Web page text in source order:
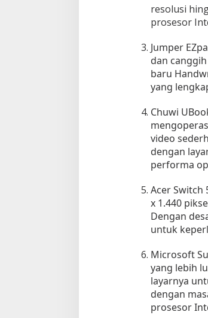
m
i
d
e
n
g
n
H
a
r
g
B
r
s
a
n
g
resolusi
prosesor
Jumper
dan
baru
yang
Chuwi
video
dengan
performa
Acer Switch
x 1.440
Dengan
untuk
Microsoft
yang lebih
layarnya
dengan
prosesor
Tempat Makan All You Can Eat di
Di